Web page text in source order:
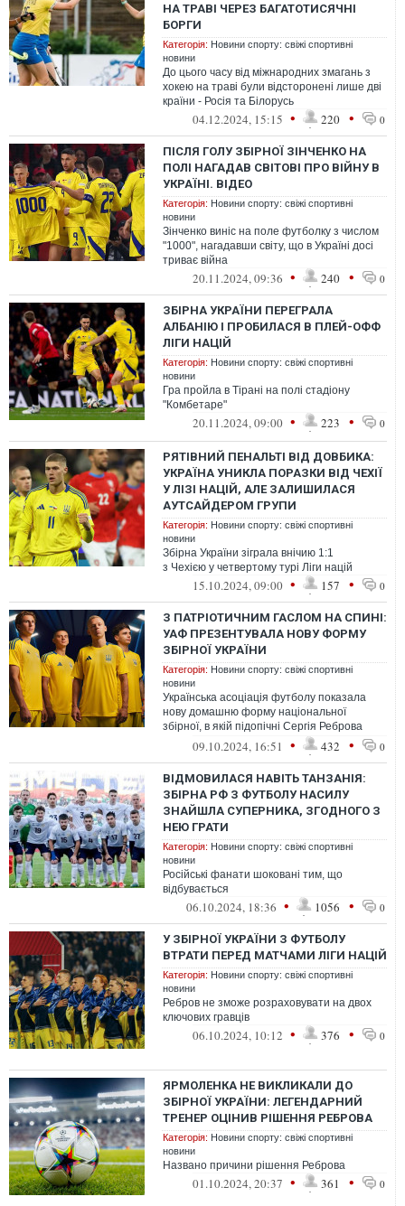
НА ТРАВІ ЧЕРЕЗ БАГАТОТИСЯЧНІ
БОРГИ
Категорія: Новини спорту: свіжі спортивні
новини
До цього часу від міжнародних змагань з
хокею на траві були відсторонені лише дві
країни - Росія та Білорусь
04.12.2024, 15:15 • 220 • 0
ПІСЛЯ ГОЛУ ЗБІРНОЇ ЗІНЧЕНКО НА
ПОЛІ НАГАДАВ СВІТОВІ ПРО ВІЙНУ В
УКРАЇНІ. ВІДЕО
Категорія: Новини спорту: свіжі спортивні
новини
Зінченко виніс на поле футболку з числом
"1000", нагадавши світу, що в Україні досі
триває війна
20.11.2024, 09:36 • 240 • 0
ЗБІРНА УКРАЇНИ ПЕРЕГРАЛА
АЛБАНІЮ І ПРОБИЛАСЯ В ПЛЕЙ-ОФФ
ЛІГИ НАЦІЙ
Категорія: Новини спорту: свіжі спортивні
новини
Гра пройла в Тірані на полі стадіону
"Комбетаре"
20.11.2024, 09:00 • 223 • 0
РЯТІВНИЙ ПЕНАЛЬТІ ВІД ДОВБИКА:
УКРАЇНА УНИКЛА ПОРАЗКИ ВІД ЧЕХІЇ
У ЛІЗІ НАЦІЙ, АЛЕ ЗАЛИШИЛАСЯ
АУТСАЙДЕРОМ ГРУПИ
Категорія: Новини спорту: свіжі спортивні
новини
Збірна України зіграла внічию 1:1
з Чехією у четвертому турі Ліги націй
15.10.2024, 09:00 • 157 • 0
З ПАТРІОТИЧНИМ ГАСЛОМ НА СПИНІ:
УАФ ПРЕЗЕНТУВАЛА НОВУ ФОРМУ
ЗБІРНОЇ УКРАЇНИ
Категорія: Новини спорту: свіжі спортивні
новини
Українська асоціація футболу показала
нову домашню форму національної
збірної, в якій підопічні Сергія Реброва
зіграють у жовтневих іграх Ліги націй
09.10.2024, 16:51 • 432 • 0
ВІДМОВИЛАСЯ НАВІТЬ ТАНЗАНІЯ:
ЗБІРНА РФ З ФУТБОЛУ НАСИЛУ
ЗНАЙШЛА СУПЕРНИКА, ЗГОДНОГО З
НЕЮ ГРАТИ
Категорія: Новини спорту: свіжі спортивні
новини
Російські фанати шоковані тим, що
відбувається
06.10.2024, 18:36 • 1056 • 0
У ЗБІРНОЇ УКРАЇНИ З ФУТБОЛУ
ВТРАТИ ПЕРЕД МАТЧАМИ ЛІГИ НАЦІЙ
Категорія: Новини спорту: свіжі спортивні
новини
Ребров не зможе розраховувати на двох
ключових гравців
06.10.2024, 10:12 • 376 • 0
ЯРМОЛЕНКА НЕ ВИКЛИКАЛИ ДО
ЗБІРНОЇ УКРАЇНИ: ЛЕГЕНДАРНИЙ
ТРЕНЕР ОЦІНИВ РІШЕННЯ РЕБРОВА
Категорія: Новини спорту: свіжі спортивні
новини
Названо причини рішення Реброва
01.10.2024, 20:37 • 361 • 0